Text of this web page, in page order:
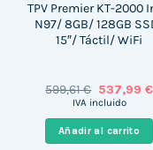
TPV Premier KT-2000
N97/ 8GB/ 128GB
15″/ Táctil/ WiFi
599,61€ El
precio
era:
599,61 €.
537,99 €
IVA incluido
Añadir al carrito